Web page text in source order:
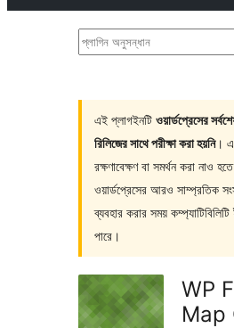
প্লাগিন
এই প্লাগইনটি ওয়ার্ডপ্রেসের
রিলিজের সাথে পরীক্ষা করা হয়নি।
রক্ষণাবেক্ষণ বা সমর্থন করা নাও
ওয়ার্ডপ্রেসের আরও সাম্প্রতিক
ব্যবহার করার সময়
পারে।
WP
Map